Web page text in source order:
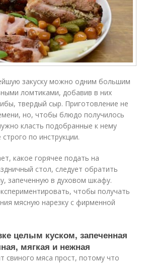
закуску можно одним большим
ломтиками, добавив в них
твердый сыр. Приготовление не
но, чтобы блюдо получилось
класть подобранные к нему
по инструкции.
какое горячее подать на
стол, следует обратить
запеченную в духовом шкафу.
чтобы получать
мясную нарезку с фирменной
целым куском, запеченная
мягкая и нежная
свиного мяса прост, потому что